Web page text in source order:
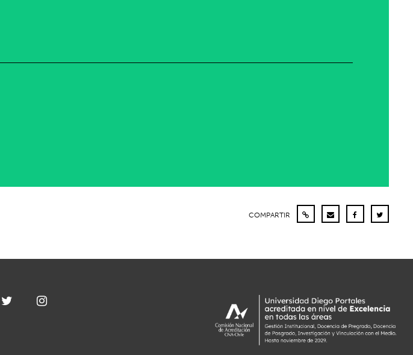
COMPARTIR